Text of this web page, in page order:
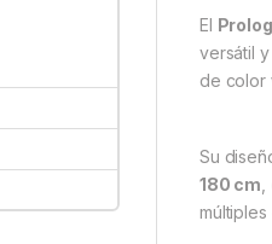
El
versátil
de color
Su
180 cm